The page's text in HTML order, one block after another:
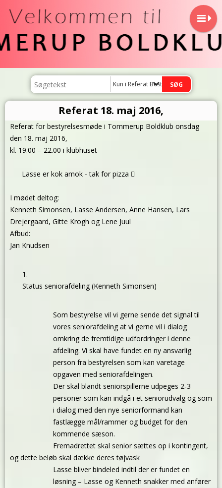
Kun i Referat Bestyrelsemøde
Referat 18. maj 2016,
Referat for bestyrelsesmøde i Tommerup Boldklub onsdag
den 18. maj 2016,
kl. 19.00 – 22.00 i klubhuset
Lasse er kok amok - tak for pizza 
I mødet deltog:
Kenneth Simonsen, Lasse Andersen, Anne Hansen, Lars
Drejergaard, Gitte Krogh og Lene Juul
Afbud:
Jan Knudsen
Status seniorafdeling (Kenneth Simonsen)
Som bestyrelse vil vi gerne sende det signal til
vores seniorafdeling at vi gerne vil i dialog
omkring de fremtidige udfordringer i denne
afdeling. Vi skal have fundet en ny ansvarlig
person fra bestyrelsen som kan varetage
opgaven med seniorafdelingen.
Der skal blandt seniorspillerne udpeges 2-3
personer som kan indgå i et seniorudvalg og som
i dialog med den nye seniorformand kan
fastlægge mål/rammer og budget for den
kommende sæson.
Fremadrettet skal senior sættes op i kontingent,
og dette beløb skal dække deres tøjvask
Lasse bliver bindeled indtil der er fundet en
løsning – Lasse og Kenneth snakker med anfører